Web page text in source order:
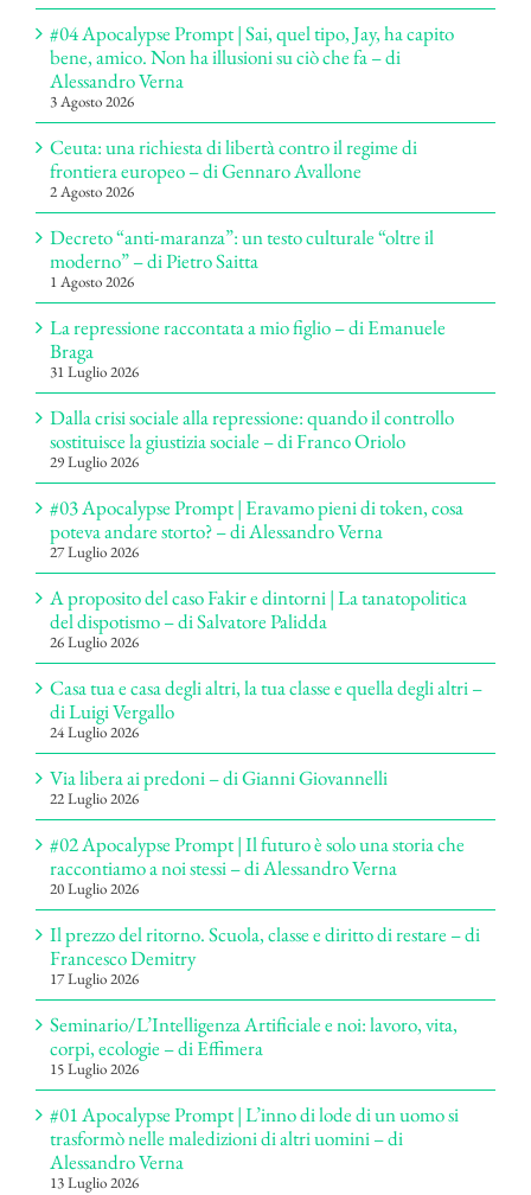
#04 Apocalypse Prompt | Sai, quel tipo, Jay, ha capito
bene, amico. Non ha illusioni su ciò che fa – di
Alessandro Verna
3 Agosto 2026
Ceuta: una richiesta di libertà contro il regime di
frontiera europeo – di Gennaro Avallone
2 Agosto 2026
Decreto “anti-maranza”: un testo culturale “oltre il
moderno” – di Pietro Saitta
1 Agosto 2026
La repressione raccontata a mio figlio – di Emanuele
Braga
31 Luglio 2026
Dalla crisi sociale alla repressione: quando il controllo
sostituisce la giustizia sociale – di Franco Oriolo
29 Luglio 2026
#03 Apocalypse Prompt | Eravamo pieni di token, cosa
poteva andare storto? – di Alessandro Verna
27 Luglio 2026
A proposito del caso Fakir e dintorni | La tanatopolitica
del dispotismo – di Salvatore Palidda
26 Luglio 2026
Casa tua e casa degli altri, la tua classe e quella degli altri –
di Luigi Vergallo
24 Luglio 2026
Via libera ai predoni – di Gianni Giovannelli
22 Luglio 2026
#02 Apocalypse Prompt | Il futuro è solo una storia che
raccontiamo a noi stessi – di Alessandro Verna
20 Luglio 2026
Il prezzo del ritorno. Scuola, classe e diritto di restare – di
Francesco Demitry
17 Luglio 2026
Seminario/L’Intelligenza Artificiale e noi: lavoro, vita,
corpi, ecologie – di Effimera
15 Luglio 2026
#01 Apocalypse Prompt | L’inno di lode di un uomo si
trasformò nelle maledizioni di altri uomini – di
Alessandro Verna
13 Luglio 2026